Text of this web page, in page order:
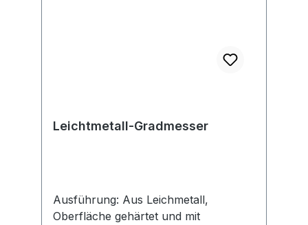
Leichtmetall-Gradmesser
Ausführung: Aus Leichmetall,
Oberfläche gehärtet und mit